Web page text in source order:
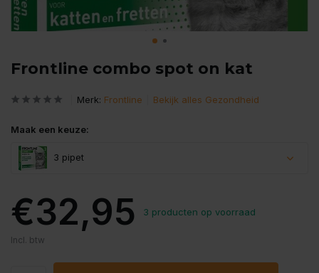
Frontline combo spot on kat
Merk: Frontline Bekijk alles Gezondheid
Maak een keuze:
3 pipet
€32,95 3 producten op voorraad
Incl. btw